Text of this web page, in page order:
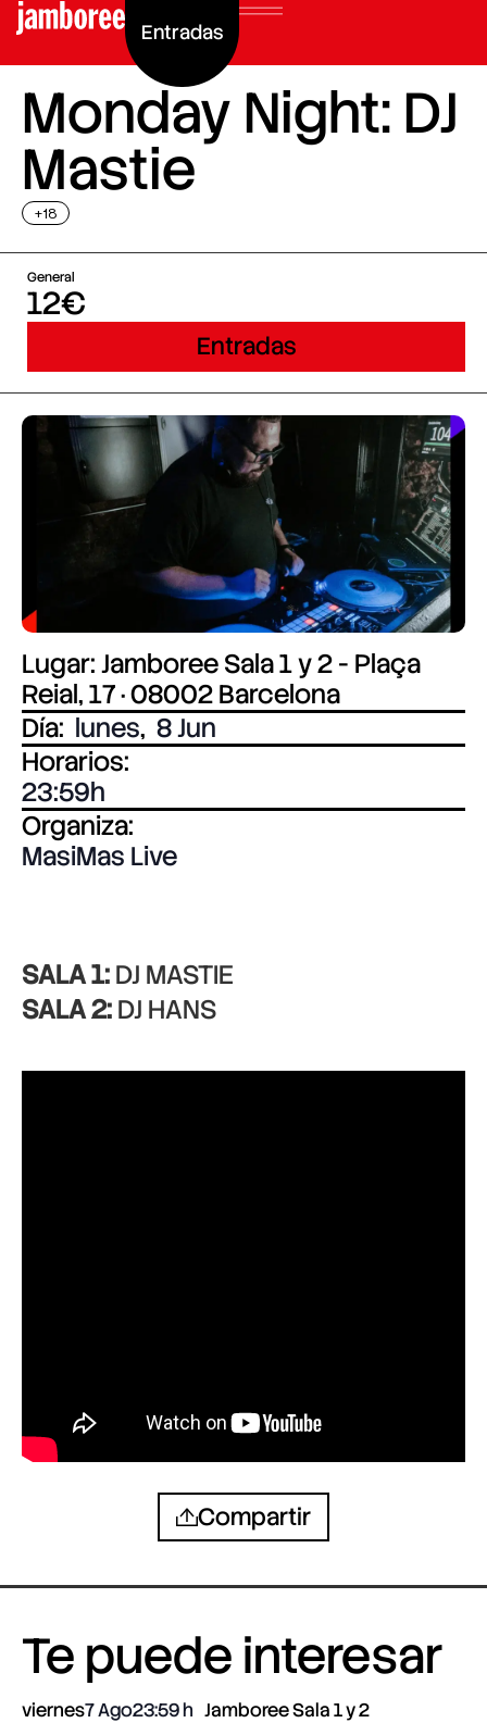
Entradas
Monday Night: DJ
Mastie
+18
General
12€
Entradas
Lugar: Jamboree Sala 1 y 2 - Plaça
Reial, 17 · 08002 Barcelona
Día: lunes, 8 Jun
Horarios:
23:59
Organiza:
MasiMas Live
SALA 1:DJ MASTIE
SALA 2:DJ HANS
Compartir
Te puede interesar
viernes7 Ago23:59 Jamboree Sala 1 y 2